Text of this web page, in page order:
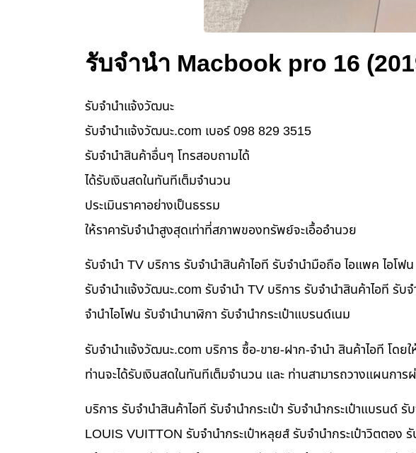
รับจำนำ Macbook pro 16
รับจํานําแจ้งวัฒนะ
รับจํานําแจ้งวัฒนะ.com เบอร์ 098 829 3515
รับจำนำสินค้าอื่นๆ โทรสอบถามได้
ได้รับเงินสดในทันทีเต็มจำนวน
ประเมินราคาอย่างเป็นธรรม
ให้ราคารับจำนำสูงสุดเท่าที่สภาพของทรัพย์จะเอื้ออำนวย
รับจำนำ TV บริการ รับจำนำสินค้าไอที รับจำนำมือถือ ไอแพค ไอโ
รับจํานําแจ้งวัฒนะ.com รับจำนำ TV บริการ รับจำนำสินค้าไอที รั
จำนำไอโฟน รับจำนำนาฬิกา รับจำนำกระเป๋าแบรนด์เนม
รับจํานําแจ้งวัฒนะ.com บริการ ซื้อ-ขาย-ฝาก-จำนำ สินค้าไอที โดยใ
ท่านจะได้รับเงินสดในทันทีเต็มจำนวน และ ท่านสามารถวางแผนการ
บริการ รับจำนำสินค้าไอที รับจำนำกระเป๋า รับจำนำกระเป๋าแบรนด์
LOUIS VUITTON รับจำนำกระเป๋าหลุยส์ รับจำนำกระเป๋าวิตตอ